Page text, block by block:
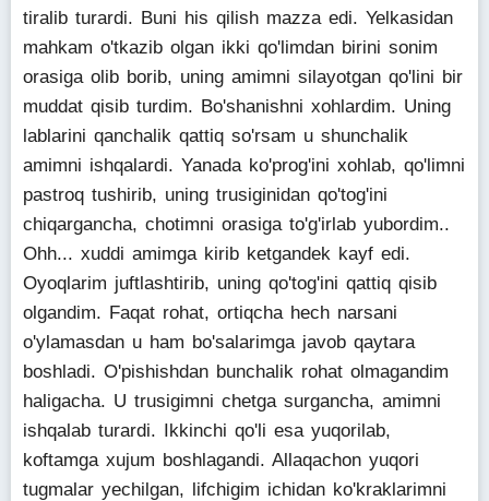
tiralib turardi. Buni his qilish mazza edi. Yelkasidan
mahkam o'tkazib olgan ikki qo'limdan birini sonim
orasiga olib borib, uning amimni silayotgan qo'lini bir
muddat qisib turdim. Bo'shanishni xohlardim. Uning
lablarini qanchalik qattiq so'rsam u shunchalik
amimni ishqalardi. Yanada ko'prog'ini xohlab, qo'limni
pastroq tushirib, uning trusiginidan qo'tog'ini
chiqargancha, chotimni orasiga to'g'irlab yubordim..
Ohh... xuddi amimga kirib ketgandek kayf edi.
Oyoqlarim juftlashtirib, uning qo'tog'ini qattiq qisib
olgandim. Faqat rohat, ortiqcha hech narsani
o'ylamasdan u ham bo'salarimga javob qaytara
boshladi. O'pishishdan bunchalik rohat olmagandim
haligacha. U trusigimni chetga surgancha, amimni
ishqalab turardi. Ikkinchi qo'li esa yuqorilab,
koftamga xujum boshlagandi. Allaqachon yuqori
tugmalar yechilgan, lifchigim ichidan ko'kraklarimni